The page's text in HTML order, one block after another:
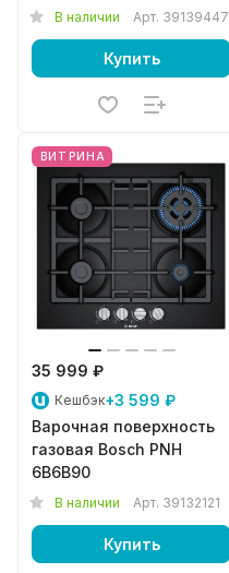
В наличии Арт. 39139447
Купить
ВИТРИНА
35 999 ₽
Кешбэк+3 599 ₽
Варочная поверхность
газовая Bosch PNH
6B6B90
В наличии Арт. 39132121
Купить